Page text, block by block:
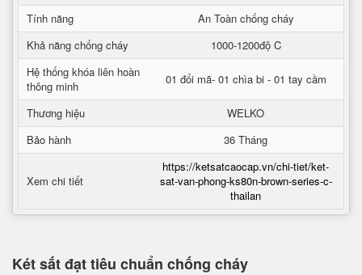
Tính năng
An Toàn chống cháy
Khả năng chống cháy
1000-1200độ C
Hệ thống khóa liên hoàn
thông minh
01 đổi mã- 01 chìa bi - 01 tay cầm
Thương hiệu
WELKO
Bảo hành
36 Tháng
Xem chi tiết
https://ketsatcaocap.vn/chi-tiet/ket-
sat-van-phong-ks80n-brown-series-c-
thailan
Két sắt đạt tiêu chuẩn chống cháy